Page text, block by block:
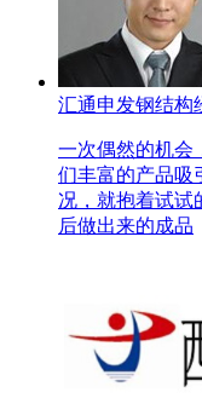
汇通申发钢结构
一次偶然的机会
们丰富的产品吸
况，就抱着试试
后做出来的成品